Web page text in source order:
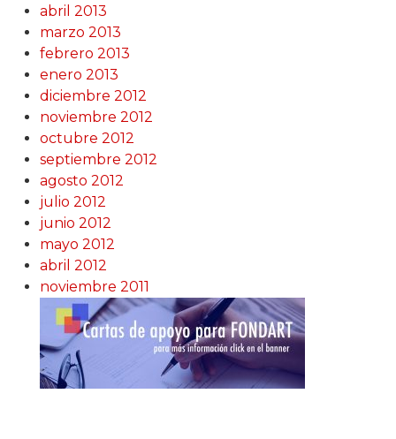
abril 2013
marzo 2013
febrero 2013
enero 2013
diciembre 2012
noviembre 2012
octubre 2012
septiembre 2012
agosto 2012
julio 2012
junio 2012
mayo 2012
abril 2012
noviembre 2011